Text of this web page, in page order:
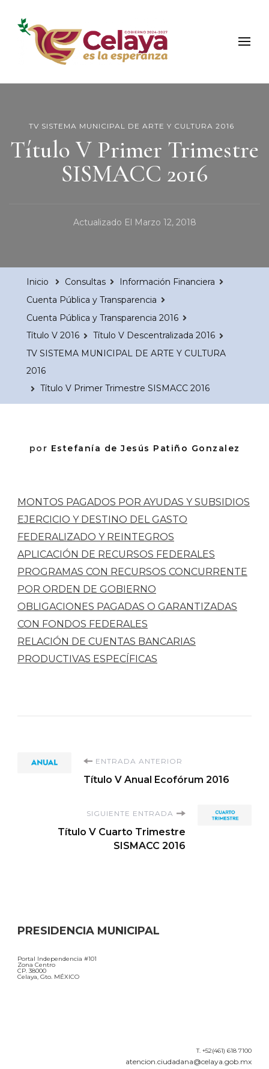
Municipio de Celaya
Portal Oficial del Municipio de Celaya
TV SISTEMA MUNICIPAL DE ARTE Y CULTURA 2016
Título V Primer Trimestre
SISMACC 2016
Actualizado El Marzo 12, 2018
Inicio Consultas
Información Financiera
Cuenta Pública y Transparencia
Cuenta Pública y Transparencia 2016
Título V 2016
Título V Descentralizada 2016
TV SISTEMA MUNICIPAL DE ARTE Y CULTURA
2016
Título V Primer Trimestre SISMACC 2016
por Estefanía de Jesús Patiño Gonzalez
MONTOS PAGADOS POR AYUDAS Y SUBSIDIOS
EJERCICIO Y DESTINO DEL GASTO
FEDERALIZADO Y REINTEGROS
APLICACIÓN DE RECURSOS FEDERALES
PROGRAMAS CON RECURSOS CONCURRENTE
POR ORDEN DE GOBIERNO
OBLIGACIONES PAGADAS O GARANTIZADAS
CON FONDOS FEDERALES
RELACIÓN DE CUENTAS BANCARIAS
PRODUCTIVAS ESPECÍFICAS
Navegación
entradas
ENTRADA ANTERIOR
Título V Anual Ecofórum 2016
SIGUIENTE ENTRADA
Título V Cuarto Trimestre
SISMACC 2016
PRESIDENCIA MUNICIPAL
Portal Independencia #101
Zona Centro
CP. 38000
Celaya, Gto. MÉXICO
T. +52(461) 618 7100
atencion.ciudadana@celaya.gob.mx